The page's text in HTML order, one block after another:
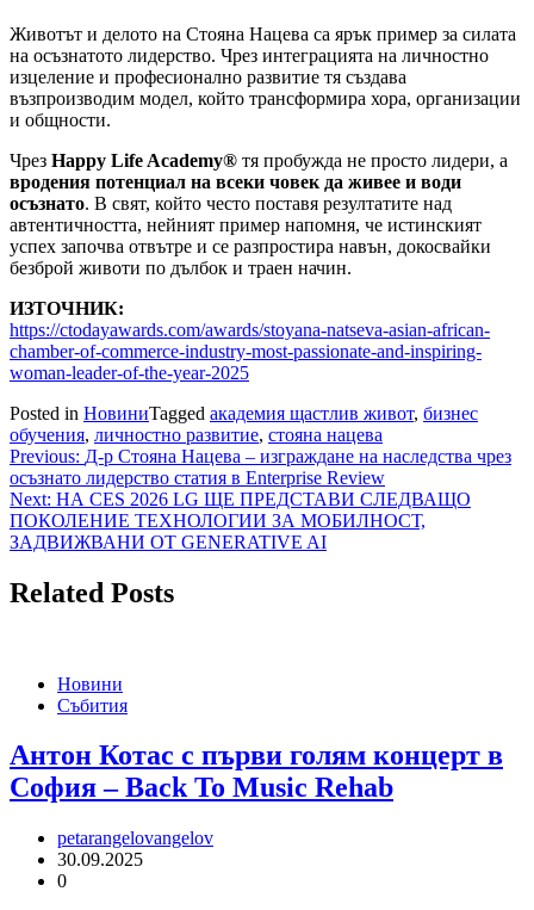
Животът и делото на Стояна Нацева са ярък пример за силата
на осъзнатото лидерство. Чрез интеграцията на личностно
изцеление и професионално развитие тя създава
възпроизводим модел, който трансформира хора, организации
и общности.
Чрез Happy Life Academy® тя пробужда не просто лидери, а
вродения потенциал на всеки човек да живее и води
осъзнато. В свят, който често поставя резултатите над
автентичността, нейният пример напомня, че истинският
успех започва отвътре и се разпростира навън, докосвайки
безброй животи по дълбок и траен начин.
ИЗТОЧНИК:
https://ctodayawards.com/awards/stoyana-natseva-asian-african-
chamber-of-commerce-industry-most-passionate-and-inspiring-
woman-leader-of-the-year-2025
Posted in НовиниTagged академия щастлив живот, бизнес
обучения, личностно развитие, стояна нацева
Навигация
Previous: Д-р Стояна Нацева – изграждане на наследства чрез
осъзнато лидерство статия в Еnterprise Review
Next: НА CES 2026 LG ЩЕ ПРЕДСТАВИ СЛЕДВАЩО
ПОКОЛЕНИЕ ТЕХНОЛОГИИ ЗА МОБИЛНОСТ,
ЗАДВИЖВАНИ ОТ GENERATIVE AI
Related Posts
Новини
Събития
Антон Котас с първи голям концерт в
София – Back To Music Rehab
petarangelovangelov
30.09.2025
0